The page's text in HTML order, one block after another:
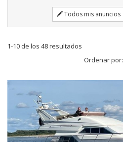
Todos mis anuncios
1-10 de los 48 resultados
Ordenar por: